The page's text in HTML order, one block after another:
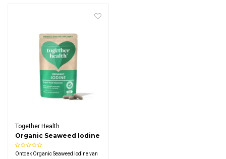
Together Health
Organic Seaweed Iodine
Ontdek Organic Seaweed Iodine van